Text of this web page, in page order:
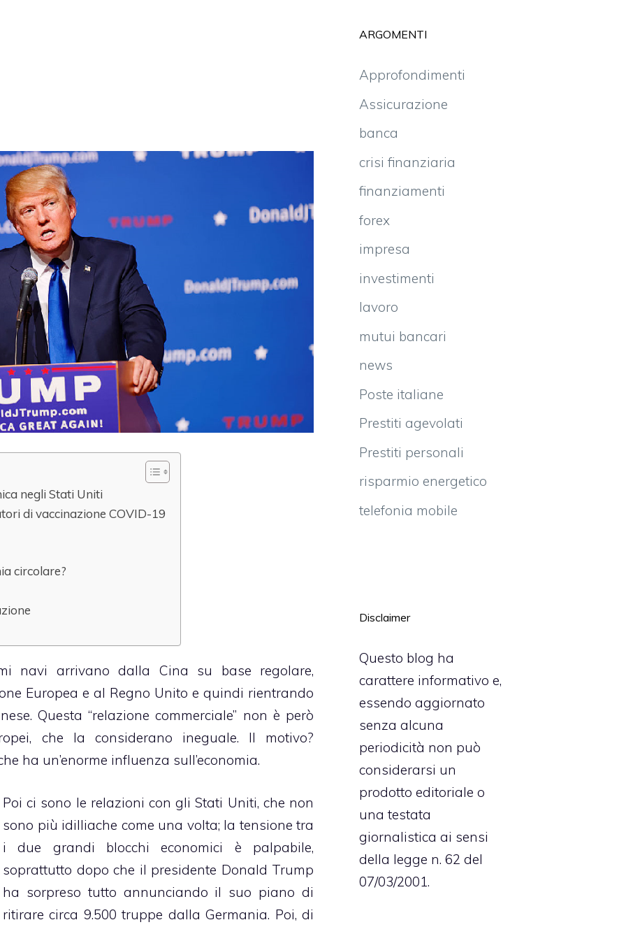
negli Stati Uniti
di vaccinazione COVID-19
circolare?
navi arrivano dalla Cina su base regolare,
Europea e al Regno Unito e quindi rientrando
Questa “relazione commerciale” non è però
che la considerano ineguale. Il motivo?
ha un’enorme influenza sull’economia.
Poi ci sono le relazioni con gli Stati Uniti, che non
sono più idilliache come una volta; la tensione tra
i due grandi blocchi economici è palpabile,
soprattutto dopo che il presidente Donald Trump
ha sorpreso tutto annunciando il suo piano di
ritirare circa 9.500 truppe dalla Germania. Poi, di
ARGOMENTI
Approfondimenti
Assicurazione
banca
crisi finanziaria
finanziamenti
forex
impresa
investimenti
lavoro
mutui bancari
news
Poste italiane
Prestiti agevolati
Prestiti personali
risparmio energetico
telefonia mobile
Disclaimer
Questo blog ha
carattere informativo e,
essendo aggiornato
senza alcuna
periodicità non può
considerarsi un
prodotto editoriale o
una testata
giornalistica ai sensi
della legge n. 62 del
07/03/2001.